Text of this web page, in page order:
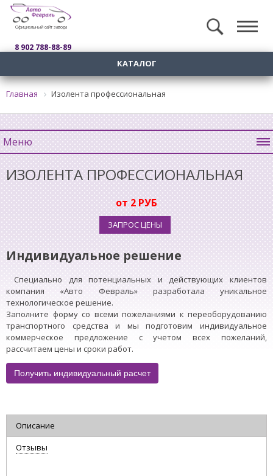
Официальный сайт завода
8 902 788-88-89
КАТАЛОГ
Главная Изолента профессиональная
Меню
ИЗОЛЕНТА ПРОФЕССИОНАЛЬНАЯ
от 2 РУБ
ЗАПРОС ЦЕНЫ
Индивидуальное решение
Специально для потенциальных и действующих клиентов
компания «Авто Февраль» разработала уникальное
технологическое решение.
Заполните форму со всеми пожеланиями к переоборудованию
транспортного средства и мы подготовим индивидуальное
коммерческое предложение с учетом всех пожеланий,
рассчитаем цены и сроки работ.
Получить индивидуальный расчет
Описание
Отзывы